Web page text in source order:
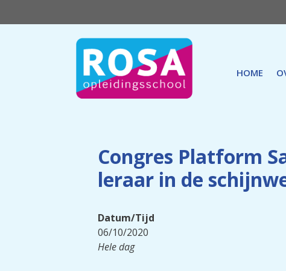
naar
HOME
Congres Platform
leraar in de
Datum/Tijd
06/10/2020
Hele dag